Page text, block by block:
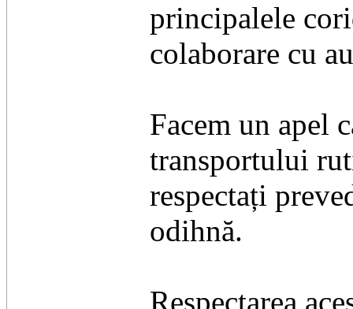
principalele
colaborare cu
Facem un apel
transportului
respectați
odihnă.
Respectarea